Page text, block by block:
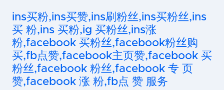
ins买粉,ins买赞,ins刷粉丝,ins买粉丝,ins
买 粉,ins 买粉,ig 买粉丝,ins涨
粉,facebook 买粉丝,facebook粉丝购
买,fb点赞,facebook主页赞,facebook 买
粉丝,facebook 粉丝,facebook 专 页
赞,facebook 涨 粉,fb点 赞 服务